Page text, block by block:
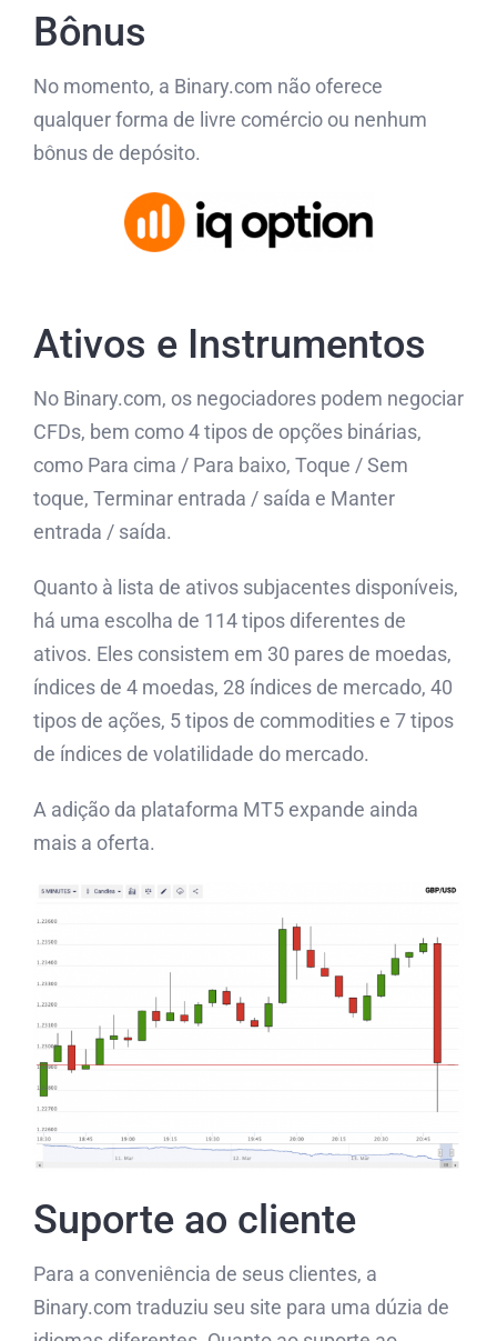
Bônus
No momento, a Binary.com não oferece
qualquer forma de livre comércio ou nenhum
bônus de depósito.
Ativos e Instrumentos
No Binary.com, os negociadores podem negociar
CFDs, bem como 4 tipos de opções binárias,
como Para cima / Para baixo, Toque / Sem
toque, Terminar entrada / saída e Manter
entrada / saída.
Quanto à lista de ativos subjacentes disponíveis,
há uma escolha de 114 tipos diferentes de
ativos. Eles consistem em 30 pares de moedas,
índices de 4 moedas, 28 índices de mercado, 40
tipos de ações, 5 tipos de commodities e 7 tipos
de índices de volatilidade do mercado.
A adição da plataforma MT5 expande ainda
mais a oferta.
Suporte ao cliente
Para a conveniência de seus clientes, a
Binary.com traduziu seu site para uma dúzia de